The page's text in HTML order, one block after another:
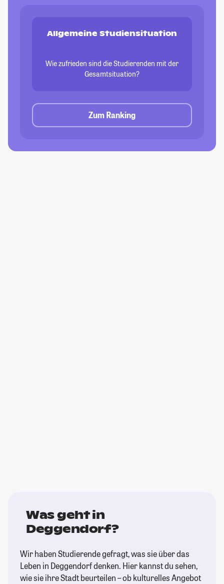
Allgemeine Studiensituation
Wie zufrieden sind die Studierenden mit der
Gesamtsituation?
Zum Ranking
Was geht in
Deggendorf?
Wir haben Studierende gefragt, was sie über das
Leben in Deggendorf denken. Hier kannst du sehen,
wie sie ihre Stadt beurteilen – ob kulturelles Angebot